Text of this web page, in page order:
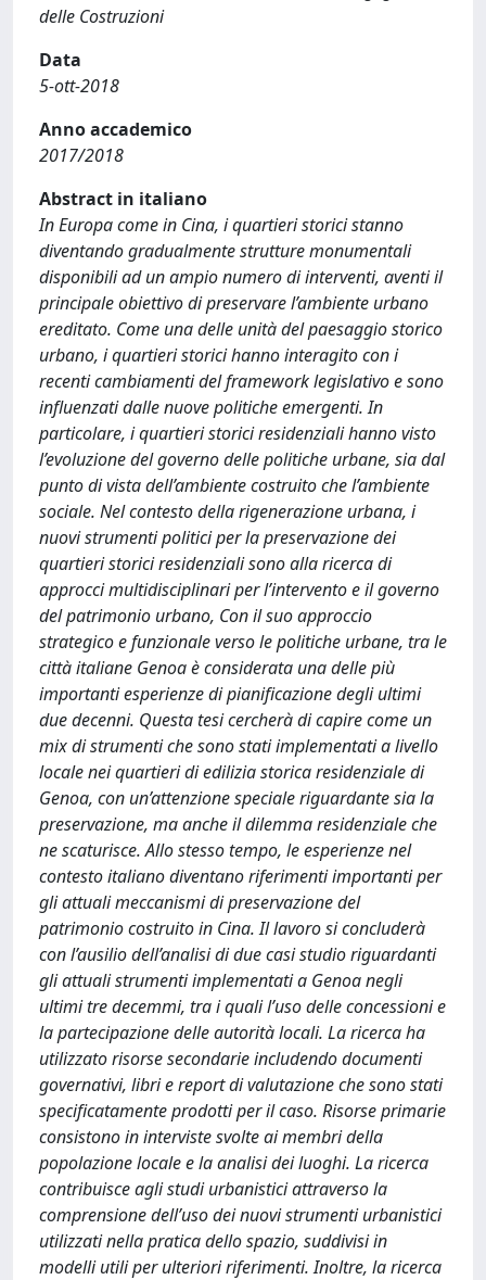
delle Costruzioni
Data
5-ott-2018
Anno accademico
2017/2018
Abstract in italiano
In Europa come in Cina, i quartieri storici stanno
diventando gradualmente strutture monumentali
disponibili ad un ampio numero di interventi, aventi il
principale obiettivo di preservare l’ambiente urbano
ereditato. Come una delle unità del paesaggio storico
urbano, i quartieri storici hanno interagito con i
recenti cambiamenti del framework legislativo e sono
influenzati dalle nuove politiche emergenti. In
particolare, i quartieri storici residenziali hanno visto
l’evoluzione del governo delle politiche urbane, sia dal
punto di vista dell’ambiente costruito che l’ambiente
sociale. Nel contesto della rigenerazione urbana, i
nuovi strumenti politici per la preservazione dei
quartieri storici residenziali sono alla ricerca di
approcci multidisciplinari per l’intervento e il governo
del patrimonio urbano, Con il suo approccio
strategico e funzionale verso le politiche urbane, tra le
città italiane Genoa è considerata una delle più
importanti esperienze di pianificazione degli ultimi
due decenni. Questa tesi cercherà di capire come un
mix di strumenti che sono stati implementati a livello
locale nei quartieri di edilizia storica residenziale di
Genoa, con un’attenzione speciale riguardante sia la
preservazione, ma anche il dilemma residenziale che
ne scaturisce. Allo stesso tempo, le esperienze nel
contesto italiano diventano riferimenti importanti per
gli attuali meccanismi di preservazione del
patrimonio costruito in Cina. Il lavoro si concluderà
con l’ausilio dell’analisi di due casi studio riguardanti
gli attuali strumenti implementati a Genoa negli
ultimi tre decemmi, tra i quali l’uso delle concessioni e
la partecipazione delle autorità locali. La ricerca ha
utilizzato risorse secondarie includendo documenti
governativi, libri e report di valutazione che sono stati
specificatamente prodotti per il caso. Risorse primarie
consistono in interviste svolte ai membri della
popolazione locale e la analisi dei luoghi. La ricerca
contribuisce agli studi urbanistici attraverso la
comprensione dell’uso dei nuovi strumenti urbanistici
utilizzati nella pratica dello spazio, suddivisi in
modelli utili per ulteriori riferimenti. Inoltre, la ricerca